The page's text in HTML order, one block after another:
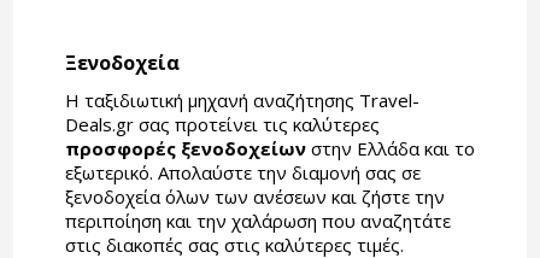
Ξενοδοχεία
Η ταξιδιωτική μηχανή αναζήτησης Travel-
Deals.gr σας προτείνει τις καλύτερες
προσφορές ξενοδοχείωνστην Ελλάδα και το
εξωτερικό. Απολαύστε την διαμονή σας σε
ξενοδοχεία όλων των ανέσεων και ζήστε την
περιποίηση και την χαλάρωση που αναζητάτε
στις διακοπές σας στις καλύτερες τιμές.